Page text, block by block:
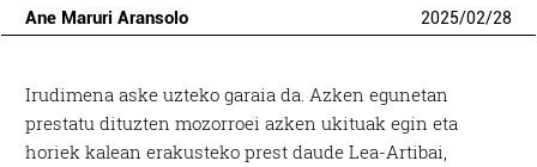
Ane Maruri Aransolo 2025/02/28
Irudimena aske uzteko garaia da. Azken egunetan
prestatu dituzten mozorroei azken ukituak egin eta
horiek kalean erakusteko prest daude Lea-Artibai,